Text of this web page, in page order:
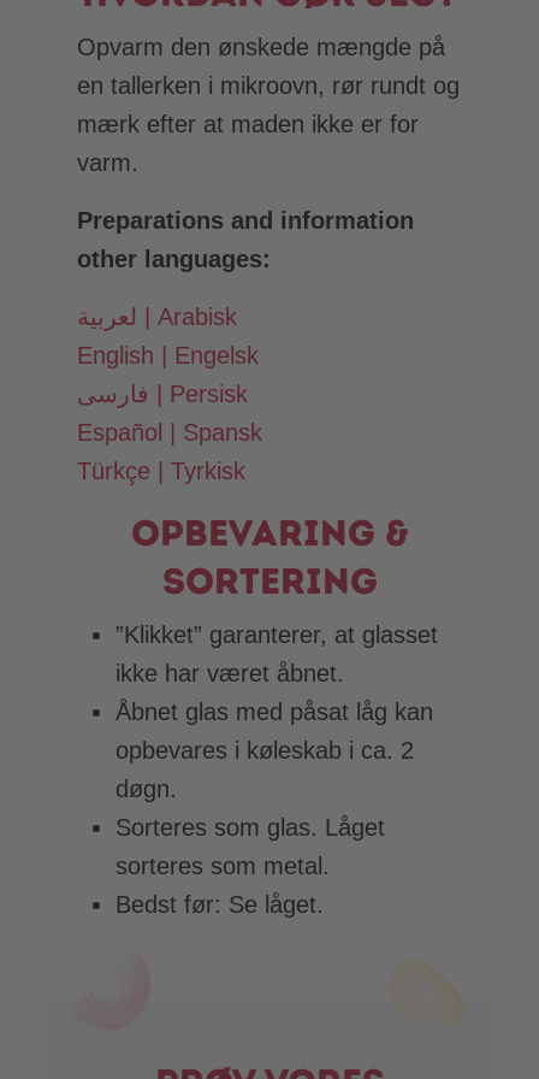
Opvarm den ønskede mængde på
en tallerken i mikroovn, rør rundt og
mærk efter at maden ikke er for
varm.
Preparations and information
other languages:
لعربية | Arabisk
English | Engelsk
فارسی | Persisk
Español | Spansk
Türkçe | Tyrkisk
Opbevaring &
sortering
”Klikket” garanterer, at glasset
ikke har været åbnet.
Åbnet glas med påsat låg kan
opbevares i køleskab i ca. 2
døgn.
Sorteres som glas. Låget
sorteres som metal.
Bedst før: Se låget.